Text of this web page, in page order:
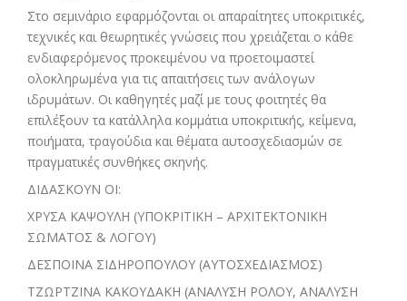
Στο σεμινάριο εφαρμόζονται οι απαραίτητες υποκριτικές,
τεχνικές και θεωρητικές γνώσεις που χρειάζεται ο κάθε
ενδιαφερόμενος προκειμένου να προετοιμαστεί
ολοκληρωμένα για τις απαιτήσεις των ανάλογων
ιδρυμάτων. Οι καθηγητές μαζί με τους φοιτητές θα
επιλέξουν τα κατάλληλα κομμάτια υποκριτικής, κείμενα,
ποιήματα, τραγούδια και θέματα αυτοσχεδιασμών σε
πραγματικές συνθήκες σκηνής.
ΔΙΔΑΣΚΟΥΝ ΟΙ:
ΧΡΥΣΑ ΚΑΨΟΥΛΗ (ΥΠΟΚΡΙΤΙΚΗ – ΑΡΧΙΤΕΚΤΟΝΙΚΗ
ΣΩΜΑΤΟΣ & ΛΟΓΟΥ)
ΔΕΣΠΟΙΝΑ ΣΙΔΗΡΟΠΟΥΛΟΥ (ΑΥΤΟΣΧΕΔΙΑΣΜΟΣ)
ΤΖΩΡΤΖΙΝΑ ΚΑΚΟΥΔΑΚΗ (ANΑΛΥΣΗ ΡΟΛΟΥ, ΑΝΑΛΥΣΗ